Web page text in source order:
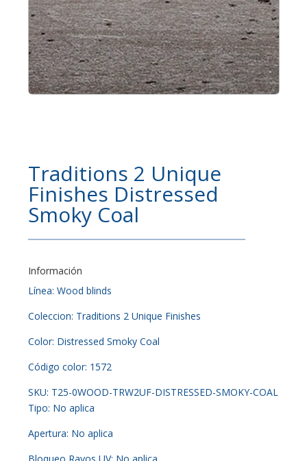
Traditions 2 Unique
Finishes Distressed
Smoky Coal
Información
Línea: Wood blinds
Coleccion: Traditions 2 Unique Finishes
Color: Distressed Smoky Coal
Código color: 1572
SKU: T25-0WOOD-TRW2UF-DISTRESSED-SMOKY-COAL
Tipo: No aplica
Apertura: No aplica